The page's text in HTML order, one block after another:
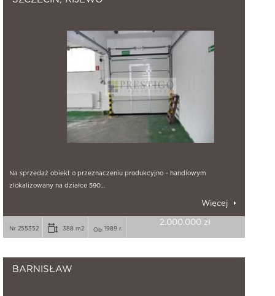
Na sprzedaż obiekt o przeznaczeniu produkcyjno – handlowym
zlokalizowany na działce 590…
Więcej
Nr 255352 388 m2 1989 r.
2.000.000 zł
BARNISŁAW